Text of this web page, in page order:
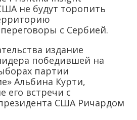
не будут торопить
с Сербией.
издание
победившей на
партии
Альбина Курти,
его встречи с
США Ричардом